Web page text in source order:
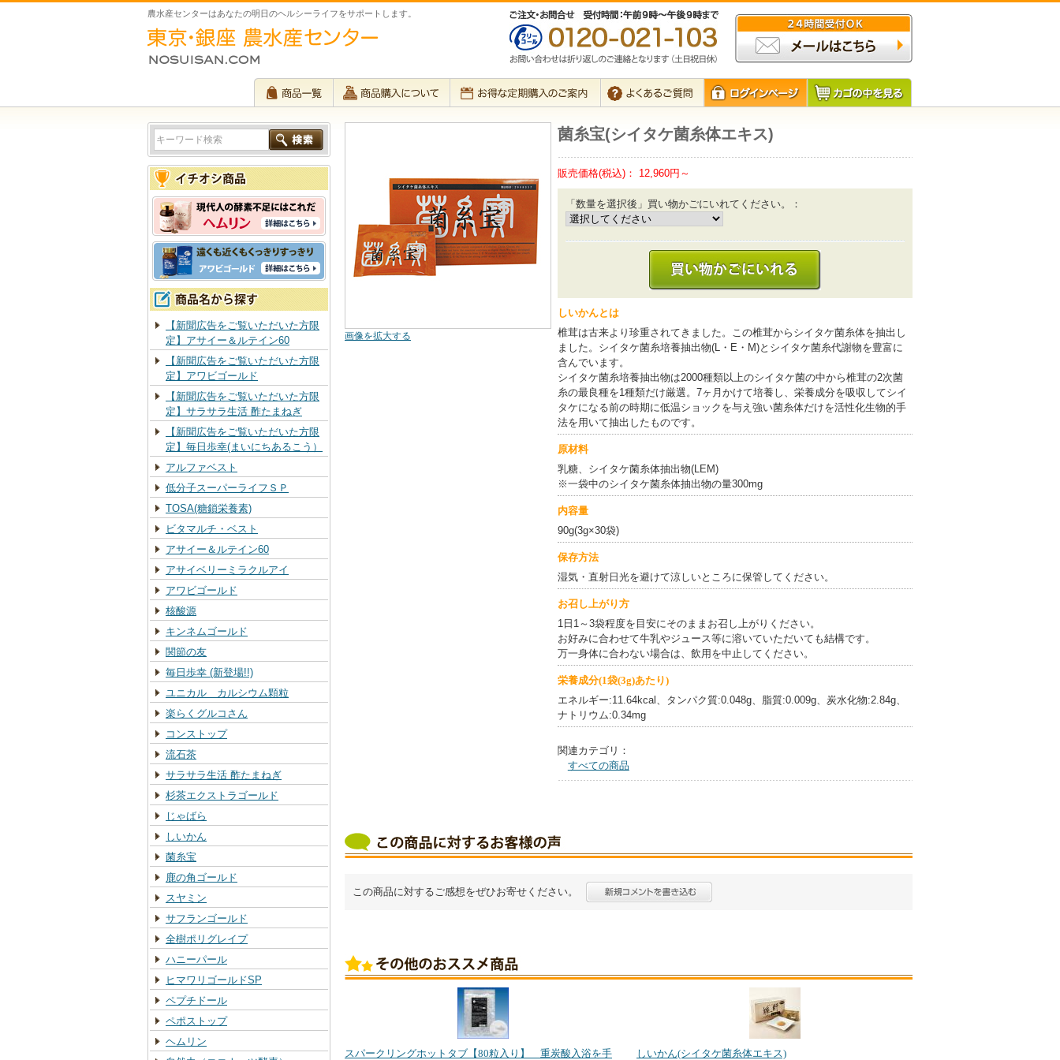
農水産センターはあなたの明日のヘルシーライフをサポートします。
【新聞広告をご覧いただいた方限
定】アサイー＆ルテイン60
【新聞広告をご覧いただいた方限
定】アワビゴールド
【新聞広告をご覧いただいた方限
定】サラサラ生活 酢たまねぎ
【新聞広告をご覧いただいた方限
定】毎日歩幸(まいにちあるこう）
アルファベスト
低分子スーパーライフＳＰ
TOSA(糖鎖栄養素)
ビタマルチ・ベスト
アサイー＆ルテイン60
アサイベリーミラクルアイ
アワビゴールド
核酸源
キンネムゴールド
関節の友
毎日歩幸 (新登場!!)
ユニカル カルシウム顆粒
楽らくグルコさん
コンストップ
流石茶
サラサラ生活 酢たまねぎ
杉茶エクストラゴールド
じゃばら
しいかん
菌糸宝
鹿の角ゴールド
スヤミン
サフランゴールド
全樹ポリグレイプ
ハニーパール
ヒマワリゴールドSP
ペプチドール
ペポストップ
ヘムリン
画像を拡大する
菌糸宝(シイタケ菌糸体エキス)
販売価格(税込)： 12,960円～
「数量を選択後」買い物かごにいれてください。：
しいかんとは
椎茸は古来より珍重されてきました。この椎茸からシイタケ菌糸体を抽出し
ました。シイタケ菌糸培養抽出物(L・E・M)とシイタケ菌糸代謝物を豊富に
含んでいます。
シイタケ菌糸培養抽出物は2000種類以上のシイタケ菌の中から椎茸の2次菌
糸の最良種を1種類だけ厳選。7ヶ月かけて培養し、栄養成分を吸収してシイ
タケになる前の時期に低温ショックを与え強い菌糸体だけを活性化生物的手
法を用いて抽出したものです。
原材料
乳糖、シイタケ菌糸体抽出物(LEM)
※一袋中のシイタケ菌糸体抽出物の量300mg
内容量
90g(3g×30袋)
保存方法
湿気・直射日光を避けて涼しいところに保管してください。
お召し上がり方
1日1～3袋程度を目安にそのままお召し上がりください。
お好みに合わせて牛乳やジュース等に溶いていただいても結構です。
万一身体に合わない場合は、飲用を中止してください。
栄養成分(1袋(3g)あたり)
エネルギー:11.64kcal、タンパク質:0.048g、脂質:0.009g、炭水化物:2.84g、
ナトリウム:0.34mg
関連カテゴリ：
すべての商品
この商品に対するご感想をぜひお寄せください。
スパークリングホットタブ【80粒入り】 重炭酸入浴を手 しいかん(シイタケ菌糸体エキス)